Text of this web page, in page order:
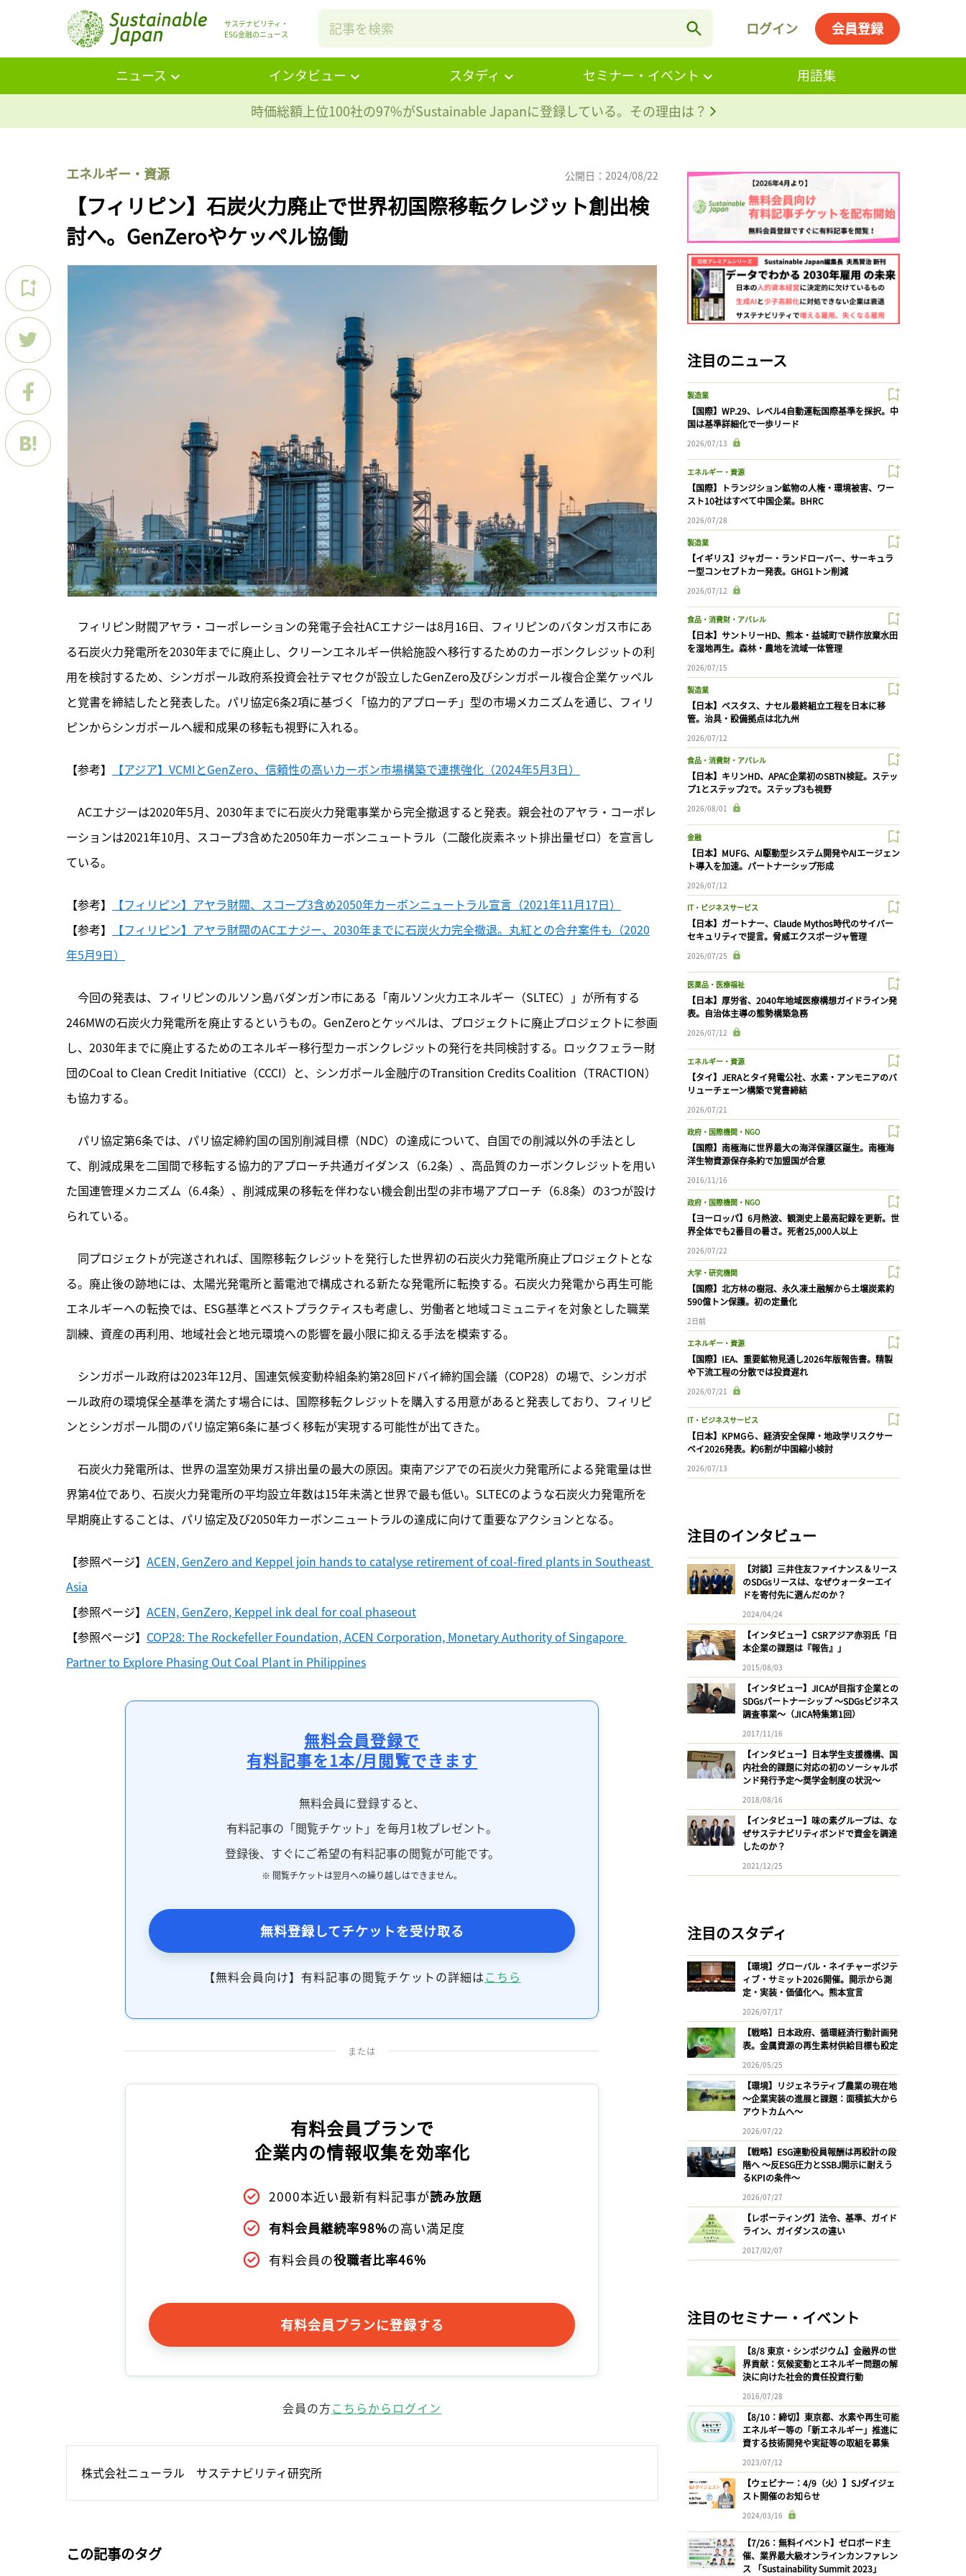
サステナビリティ・
ESG金融のニュース
ログイン 会員登録
ニュース インタビュー スタディ セミナー・イベント
用語集
時価総額上位100社の97%がSustainable Japanに登録している。その理由は？
エネルギー・資源 公開日：2024/08/22
【フィリピン】石炭火力廃止で世界初国際移転クレジット創出検
討へ。GenZeroやケッペル協働
フィリピン財閥アヤラ・コーポレーションの発電子会社ACエナジーは8月16日、フィリピンのバタンガス市にあ
る石炭火力発電所を2030年までに廃止し、クリーンエネルギー供給施設へ移行するためのカーボンクレジットの利
用を検討するため、シンガポール政府系投資会社テマセクが設立したGenZero及びシンガポール複合企業ケッペル
と覚書を締結したと発表した。パリ協定6条2項に基づく「協力的アプローチ」型の市場メカニズムを通じ、フィリ
ピンからシンガポールへ緩和成果の移転も視野に入れる。
【参考】 【アジア】VCMIとGenZero、信頼性の高いカーボン市場構築で連携強化（2024年5月3日）
ACエナジーは2020年5月、 2030年までに石炭火力発電事業から完全撤退すると発表。親会社のアヤラ・コーポレ
ーションは2021年10月、スコープ3含めた2050年カーボンニュートラル（二酸化炭素ネット排出量ゼロ）を宣言し
ている。
【参考】
【フィリピン】アヤラ財閥、スコープ3含め2050年カーボンニュートラル宣言（2021年11月17日）
【参考】
【フィリピン】アヤラ財閥のACエナジー、2030年までに石炭火力完全撤退。丸紅との合弁案件も（2020
年5月9日）
今回の発表は、フィリピンのルソン島バダンガン市にある「南ルソン火力エネルギー（SLTEC）」が所有する
246MWの石炭火力発電所を廃止するというもの。GenZeroとケッペルは、プロジェクトに廃止プロジェクトに参画
し、2030年までに廃止するためのエネルギー移行型カーボンクレジットの発行を共同検討する。ロックフェラー財
団のCoal to Clean Credit Initiative（CCCI）と、シンガポール金融庁のTransition Credits Coalition（TRACTION）
も協力する。
パリ協定第6条では、パリ協定締約国の国別削減目標（NDC）の達成について、自国での削減以外の手法とし
て、削減成果を二国間で移転する協力的アプローチ共通ガイダンス（6.2条）、高品質のカーボンクレジットを用い
た国連管理メカニズム（6.4条）、削減成果の移転を伴わない機会創出型の非市場アプローチ（6.8条）の3つが設け
られている。
同プロジェクトが完遂されれば、国際移転クレジットを発行した世界初の石炭火力発電所廃止プロジェクトとな
る。廃止後の跡地には、太陽光発電所と蓄電池で構成される新たな発電所に転換する。石炭火力発電から再生可能
エネルギーへの転換では、ESG基準とベストプラクティスも考慮し、労働者と地域コミュニティを対象とした職業
訓練、資産の再利用、地域社会と地元環境への影響を最小限に抑える手法を模索する。
シンガポール政府は2023年12月、国連気候変動枠組条約第28回ドバイ締約国会議（COP28）の場で、シンガポ
ール政府の環境保全基準を満たす場合には、国際移転クレジットを購入する用意があると発表しており、フィリピ
ンとシンガポール間のパリ協定第6条に基づく移転が実現する可能性が出てきた。
石炭火力発電所は、世界の温室効果ガス排出量の最大の原因。東南アジアでの石炭火力発電所による発電量は世
界第4位であり、石炭火力発電所の平均設立年数は15年未満と世界で最も低い。SLTECのような石炭火力発電所を
早期廃止することは、パリ協定及び2050年カーボンニュートラルの達成に向けて重要なアクションとなる。
【参照ページ】 ACEN, GenZero and Keppel join hands to catalyse retirement of coal-fired plants in Southeast
Asia
【参照ページ】 ACEN, GenZero, Keppel ink deal for coal phaseout
【参照ページ】 COP28: The Rockefeller Foundation, ACEN Corporation, Monetary Authority of Singapore
Partner to Explore Phasing Out Coal Plant in Philippines
無料会員登録で
有料記事を1本/月閲覧できます
無料会員に登録すると、
有料記事の「閲覧チケット」を毎月1枚プレゼント。
登録後、すぐにご希望の有料記事の閲覧が可能です。
※ 閲覧チケットは翌月への繰り越しはできません。
無料登録してチケットを受け取る
【無料会員向け】有料記事の閲覧チケットの詳細はこちら
または
有料会員プランで
企業内の情報収集を効率化
2000本近い最新有料記事が読み放題
有料会員継続率98%の高い満足度
有料会員の役職者比率46%
有料会員プランに登録する
会員の方こちらからログイン
株式会社ニューラル　サステナビリティ研究所
この記事のタグ
注目のニュース
製造業
【国際】WP.29、レベル4自動運転国際基準を採択。中
国は基準詳細化で一歩リード
2026/07/13
エネルギー・資源
【国際】トランジション鉱物の人権・環境被害、ワー
スト10社はすべて中国企業。BHRC
2026/07/28
製造業
【イギリス】ジャガー・ランドローバー、サーキュラ
ー型コンセプトカー発表。GHG1トン削減
2026/07/12
食品・消費財・アパレル
【日本】サントリーHD、熊本・益城町で耕作放棄水田
を湿地再生。森林・農地を流域一体管理
2026/07/15
製造業
【日本】ベスタス、ナセル最終組立工程を日本に移
管。治具・設備拠点は北九州
2026/07/12
食品・消費財・アパレル
【日本】キリンHD、APAC企業初のSBTN検証。ステッ
プ1とステップ2で。ステップ3も視野
2026/08/01
金融
【日本】MUFG、AI駆動型システム開発やAIエージェン
ト導入を加速。パートナーシップ形成
2026/07/12
IT・ビジネスサービス
【日本】ガートナー、Claude Mythos時代のサイバー
セキュリティで提言。脅威エクスポージャ管理
2026/07/25
医薬品・医療福祉
【日本】厚労省、2040年地域医療構想ガイドライン発
表。自治体主導の態勢構築急務
2026/07/12
エネルギー・資源
【タイ】JERAとタイ発電公社、水素・アンモニアのバ
リューチェーン構築で覚書締結
2026/07/21
政府・国際機関・NGO
【国際】南極海に世界最大の海洋保護区誕生。南極海
洋生物資源保存条約で加盟国が合意
2016/11/16
政府・国際機関・NGO
【ヨーロッパ】6月熱波、観測史上最高記録を更新。世
界全体でも2番目の暑さ。死者25,000人以上
2026/07/22
大学・研究機関
【国際】北方林の樹冠、永久凍土融解から土壌炭素約
590億トン保護。初の定量化
2日前
エネルギー・資源
【国際】IEA、重要鉱物見通し2026年版報告書。精製
や下流工程の分散では投資遅れ
2026/07/21
IT・ビジネスサービス
【日本】KPMGら、経済安全保障・地政学リスクサー
ベイ2026発表。約6割が中国縮小検討
2026/07/13
注目のインタビュー
【対談】三井住友ファイナンス＆リース
のSDGsリースは、なぜウォーターエイ
ドを寄付先に選んだのか？
2024/04/24
【インタビュー】CSRアジア赤羽氏「日
本企業の課題は『報告』」
2015/08/03
【インタビュー】JICAが目指す企業との
SDGsパートナーシップ 〜SDGsビジネス
調査事業〜（JICA特集第1回）
2017/11/16
【インタビュー】日本学生支援機構、国
内社会的課題に対応の初のソーシャルボ
ンド発行予定〜奨学金制度の状況〜
2018/08/16
【インタビュー】味の素グループは、な
ぜサステナビリティボンドで資金を調達
したのか？
2021/12/25
注目のスタディ
【環境】グローバル・ネイチャーポジテ
ィブ・サミット2026開催。開示から測
定・実装・価値化へ。熊本宣言
2026/07/17
【戦略】日本政府、循環経済行動計画発
表。金属資源の再生素材供給目標も設定
2026/05/25
【環境】リジェネラティブ農業の現在地
〜企業実装の進展と課題：面積拡大から
アウトカムへ〜
2026/07/22
【戦略】ESG連動役員報酬は再設計の段
階へ 〜反ESG圧力とSSBJ開示に耐えう
るKPIの条件〜
2026/07/27
【レポーティング】法令、基準、ガイド
ライン、ガイダンスの違い
2017/02/07
注目のセミナー・イベント
【8/8 東京・シンポジウム】金融界の世
界貢献：気候変動とエネルギー問題の解
決に向けた社会的責任投資行動
2016/07/28
【8/10：締切】東京都、水素や再生可能
エネルギー等の「新エネルギー」推進に
資する技術開発や実証等の取組を募集
2023/07/12
【ウェビナー：4/9（火）】SJダイジェ
スト開催のお知らせ
2024/03/16
【7/26：無料イベント】ゼロボード主
催、業界最大級オンラインカンファレン
ス 「Sustainability Summit 2023」
記事をお気に入りに保存するには
ログインが必要です